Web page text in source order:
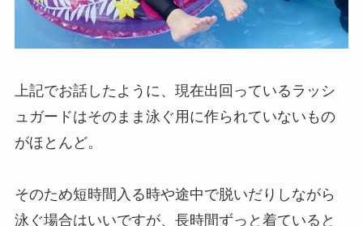
上記でお話したように、現在出回っているラッシ
ュガードはそのまま泳ぐ用に作られていないもの
がほとんど。
そのため短時間入る時や途中で脱いだりしながら
泳ぐ場合はいいですが、長時間ずっと着ていると